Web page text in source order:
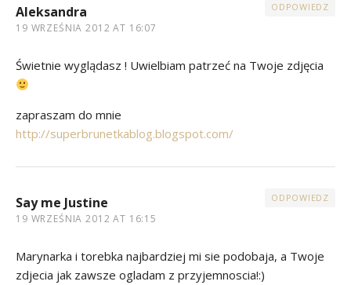
Aleksandra
19 WRZEŚNIA 2012 AT 16:07
ODPOWIEDZ
Świetnie wyglądasz ! Uwielbiam patrzeć na Twoje zdjęcia
zapraszam do mnie
http://superbrunetkablog.blogspot.com/
Say me Justine
19 WRZEŚNIA 2012 AT 16:15
ODPOWIEDZ
Marynarka i torebka najbardziej mi sie podobaja, a Twoje
zdjecia jak zawsze ogladam z przyjemnoscia!:)